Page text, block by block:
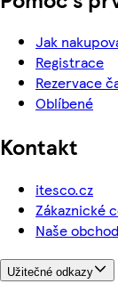
Jak
Registrace
Rezervace
Oblíbené
Kontakt
itesco.cz
Zákaznické
Naše
Užitečné odkazy